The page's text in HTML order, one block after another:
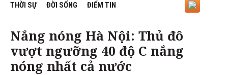
THỜI SỰ ĐỜI SỐNG ĐIỂM TIN
Nắng nóng Hà Nội: Thủ đô
vượt ngưỡng 40 độ C nắng
nóng nhất cả nước